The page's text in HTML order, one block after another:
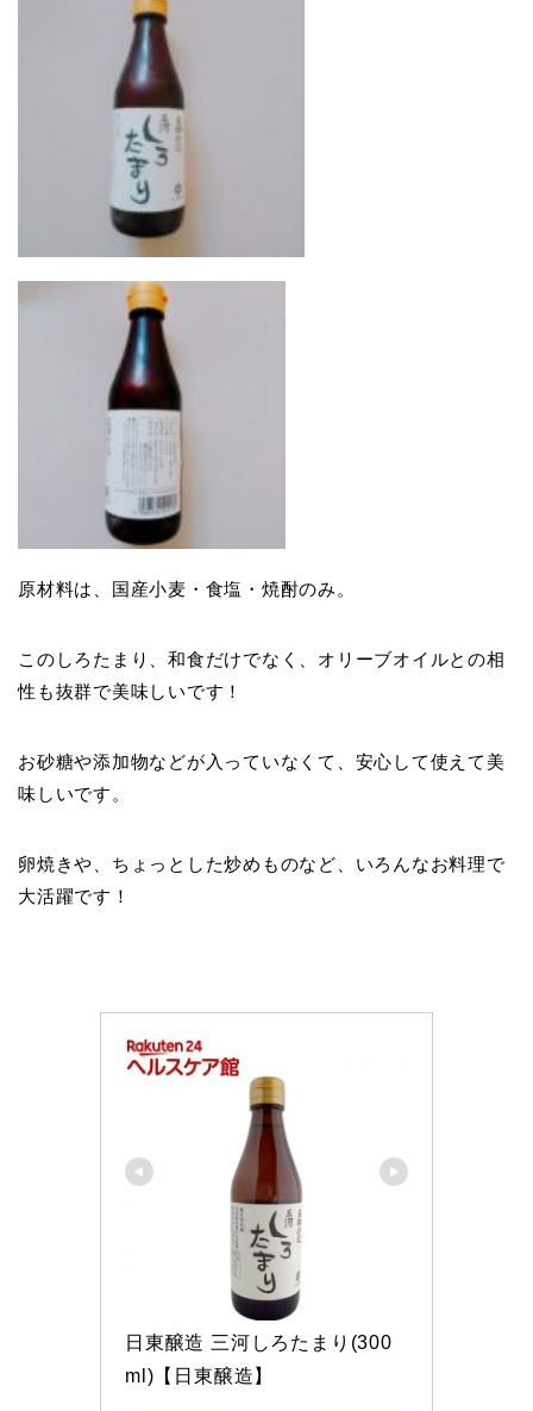
原材料は、国産小麦・食塩・焼酎のみ。
このしろたまり、和食だけでなく、オリーブオイルとの相
性も抜群で美味しいです！
お砂糖や添加物などが入っていなくて、安心して使えて美
味しいです。
卵焼きや、ちょっとした炒めものなど、いろんなお料理で
大活躍です！
日東醸造 三河しろたまり(300
ml)【日東醸造】